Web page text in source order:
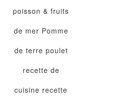
poisson & fruits
de mer Pomme
de terre poulet
recette de
cuisine recette